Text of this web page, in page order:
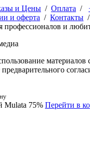
и Цены / Оплата /
и оферта / Контакты /
профессионалов и
материалов
Mulata 75% Перейти в